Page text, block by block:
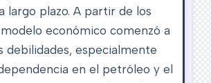
largo plazo. A partir de los
económico comenzó a
debilidades, especialmente
en el petróleo y el